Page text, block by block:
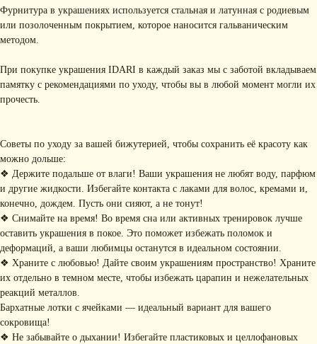
Фурнитура в украшениях используется стальная и латунная с родиевым
или позолоченным покрытием, которое наносится гальваническим
методом.
При покупке украшения IDARI в каждый заказ мы с заботой вкладываем
памятку с рекомендациями по уходу, чтобы вы в любой момент могли их
прочесть.
Советы по уходу за вашей бижутерией, чтобы сохранить её красоту как
можно дольше:
❖ Держите подальше от влаги! Ваши украшения не любят воду, парфюм
и другие жидкости. Избегайте контакта с лаками для волос, кремами и,
конечно, дождем. Пусть они сияют, а не тонут!
❖ Снимайте на время! Во время сна или активных тренировок лучше
оставить украшения в покое. Это поможет избежать поломок и
деформаций, а ваши любимцы останутся в идеальном состоянии.
❖ Храните с любовью! Дайте своим украшениям пространство! Храните
их отдельно в темном месте, чтобы избежать царапин и нежелательных
реакций металлов.
Бархатные лотки с ячейками — идеальный вариант для вашего
сокровища!
❖ Не забывайте о дыхании! Избегайте пластиковых и целлофановых
ПОДПИШИТЕСЬ НА
РАССЫЛКУ
• Обмен и возврат
• Доставка и оплата
• Рекомендации
по уходу
• Новости
• Упаковка
• Об IDARI
• Главная
• Каталог
idari.brand@mail.ru
+ 7 (916) 958-00-78
КОНТАКТЫ
Рассказываем о новых
коллекциях, акциях и трендах
РАЗДЕЛЫ ИНТЕРНЕТ-
МАГАЗИНА